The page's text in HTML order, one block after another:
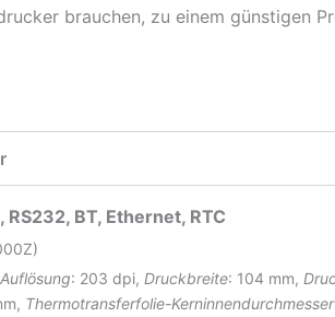
brauchen, zu einem günstigen
BT, Ethernet, RTC
Auflösung: 203 dpi, Druckbreite: 104 mm,
Thermotransferfolie-Kerninnendurchmesser